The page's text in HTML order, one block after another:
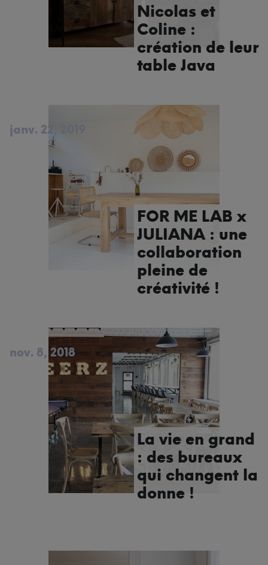
Nicolas et
Coline :
création de leur
table Java
FOR ME LAB x
JULIANA : une
collaboration
pleine de
créativité !
janv. 22, 2019
La vie en grand
: des bureaux
qui changent la
donne !
nov. 8, 2018